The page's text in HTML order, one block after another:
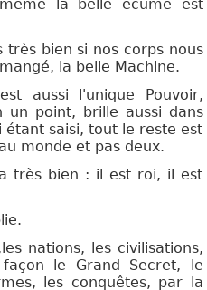
la belle écume est
très bien si nos corps nous
la belle Machine.
aussi l'unique Pouvoir,
point, brille aussi dans
étant saisi, tout le reste est
monde et pas deux.
très bien : il est roi, il est
nations, les civilisations,
le Grand Secret, le
les conquêtes, par la